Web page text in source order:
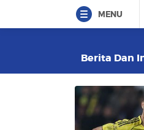
MENU
Berita Dan